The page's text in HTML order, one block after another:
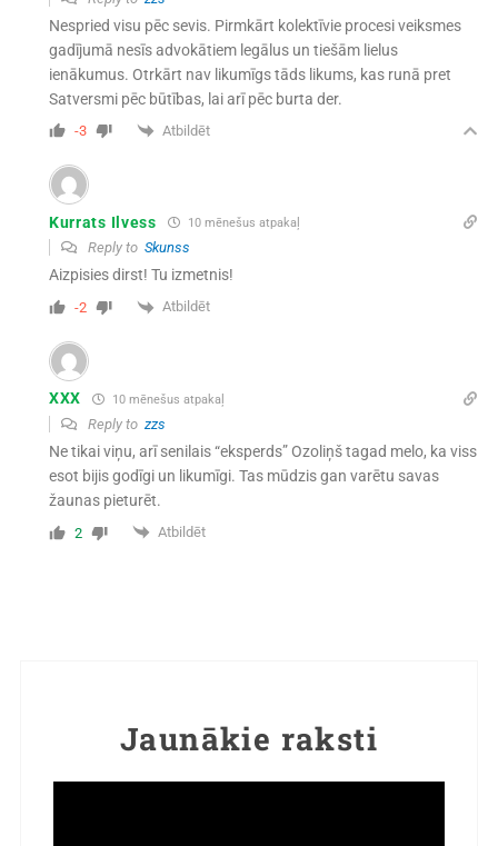
Nespried visu pēc sevis. Pirmkārt kolektīvie procesi veiksmes
gadījumā nesīs advokātiem legālus un tiešām lielus
ienākumus. Otrkārt nav likumīgs tāds likums, kas runā pret
Satversmi pēc būtības, lai arī pēc burta der.
-3 Atbildēt
Kurrats Ilvess 10 mēnešus atpakaļ
Reply to Skunss
Aizpisies dirst! Tu izmetnis!
-2 Atbildēt
XXX 10 mēnešus atpakaļ
Reply to zzs
Ne tikai viņu, arī senilais “eksperds” Ozoliņš tagad melo, ka viss
esot bijis godīgi un likumīgi. Tas mūdzis gan varētu savas
žaunas pieturēt.
2 Atbildēt
Jaunākie raksti